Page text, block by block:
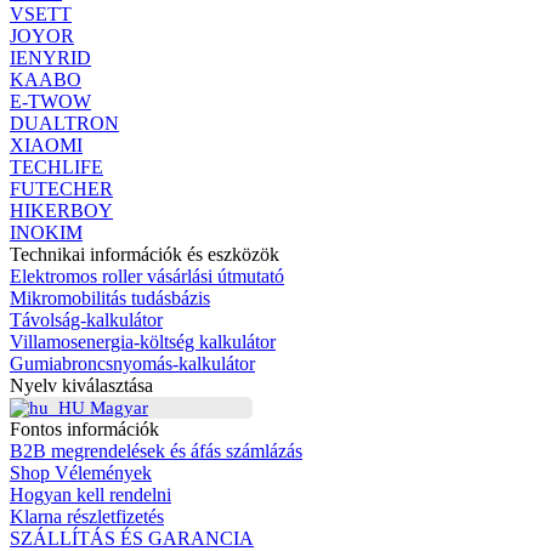
VSETT
JOYOR
IENYRID
KAABO
E-TWOW
DUALTRON
XIAOMI
TECHLIFE
FUTECHER
HIKERBOY
INOKIM
Technikai információk és eszközök
Elektromos roller vásárlási útmutató
Mikromobilitás tudásbázis
Távolság-kalkulátor
Villamosenergia-költség kalkulátor
Gumiabroncsnyomás-kalkulátor
Nyelv kiválasztása
Magyar
Fontos információk
B2B megrendelések és áfás számlázás
Shop Vélemények
Hogyan kell rendelni
Klarna részletfizetés
SZÁLLÍTÁS ÉS GARANCIA